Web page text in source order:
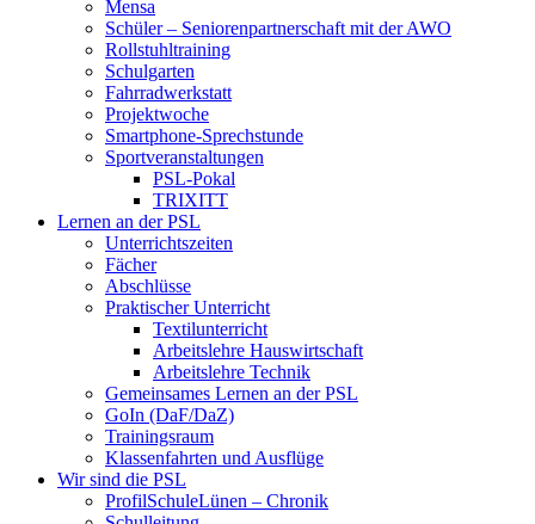
Mensa
Schüler – Seniorenpartnerschaft mit der AWO
Rollstuhltraining
Schulgarten
Fahrradwerkstatt
Projektwoche
Smartphone-Sprechstunde
Sportveranstaltungen
PSL-Pokal
TRIXITT
Lernen an der PSL
Unterrichtszeiten
Fächer
Abschlüsse
Praktischer Unterricht
Textilunterricht
Arbeitslehre Hauswirtschaft
Arbeitslehre Technik
Gemeinsames Lernen an der PSL​
GoIn (DaF/DaZ)
Trainingsraum
Klassenfahrten und Ausflüge
Wir sind die PSL
ProfilSchuleLünen – Chronik